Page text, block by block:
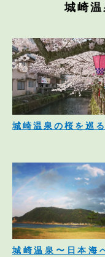
城崎
城崎温泉の桜を巡る
城崎温泉〜日本海